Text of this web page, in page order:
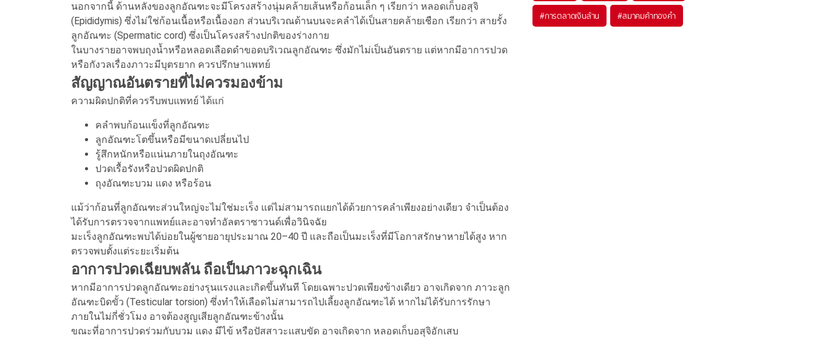
นอกจากนี้ ด้านหลังของลูกอัณฑะจะมีโครงสร้างนุ่มคล้ายเส้นหรือก้อนเล็ก ๆ เรียกว่า หลอดเก็บอสุจิ
(Epididymis) ซึ่งไม่ใช่ก้อนเนื้อหรือเนื้องอก ส่วนบริเวณด้านบนจะคลำได้เป็นสายคล้ายเชือก เรียกว่า สายรั้ง
ลูกอัณฑะ (Spermatic cord) ซึ่งเป็นโครงสร้างปกติของร่างกาย
ในบางรายอาจพบถุงน้ำหรือหลอดเลือดดำขอดบริเวณลูกอัณฑะ ซึ่งมักไม่เป็นอันตราย แต่หากมีอาการปวด
หรือกังวลเรื่องภาวะมีบุตรยาก ควรปรึกษาแพทย์
สัญญาณอันตรายที่ไม่ควรมองข้าม
ความผิดปกติที่ควรรีบพบแพทย์ ได้แก่
คลำพบก้อนแข็งที่ลูกอัณฑะ
ลูกอัณฑะโตขึ้นหรือมีขนาดเปลี่ยนไป
รู้สึกหนักหรือแน่นภายในถุงอัณฑะ
ปวดเรื้อรังหรือปวดผิดปกติ
ถุงอัณฑะบวม แดง หรือร้อน
แม้ว่าก้อนที่ลูกอัณฑะส่วนใหญ่จะไม่ใช่มะเร็ง แต่ไม่สามารถแยกได้ด้วยการคลำเพียงอย่างเดียว จำเป็นต้อง
ได้รับการตรวจจากแพทย์และอาจทำอัลตราซาวนด์เพื่อวินิจฉัย
มะเร็งลูกอัณฑะพบได้บ่อยในผู้ชายอายุประมาณ 20–40 ปี และถือเป็นมะเร็งที่มีโอกาสรักษาหายได้สูง หาก
ตรวจพบตั้งแต่ระยะเริ่มต้น
อาการปวดเฉียบพลัน ถือเป็นภาวะฉุกเฉิน
หากมีอาการปวดลูกอัณฑะอย่างรุนแรงและเกิดขึ้นทันที โดยเฉพาะปวดเพียงข้างเดียว อาจเกิดจาก ภาวะลูก
อัณฑะบิดขั้ว (Testicular torsion) ซึ่งทำให้เลือดไม่สามารถไปเลี้ยงลูกอัณฑะได้ หากไม่ได้รับการรักษา
ภายในไม่กี่ชั่วโมง อาจต้องสูญเสียลูกอัณฑะข้างนั้น
ขณะที่อาการปวดร่วมกับบวม แดง มีไข้ หรือปัสสาวะแสบขัด อาจเกิดจาก หลอดเก็บอสุจิอักเสบ
#การตลาดเงินล้าน #สมาคมค้าทองคำ